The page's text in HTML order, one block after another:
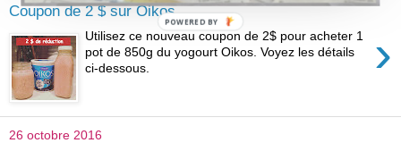
Coupon de 2 $ sur Oikos
›
Utilisez ce nouveau coupon de 2$ pour acheter 1
pot de 850g du yogourt Oikos. Voyez les détails
ci-dessous.
26 octobre 2016
POWERED BY